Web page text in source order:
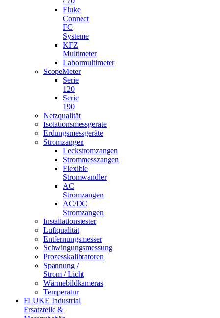
Fluke
Connect
FC
Systeme
KFZ
Multimeter
Labormultimeter
ScopeMeter
Serie
120
Serie
190
Netzqualität
Isolationsmessgeräte
Erdungsmessgeräte
Stromzangen
Leckstromzangen
Strommesszangen
Flexible
Stromwandler
AC
Stromzangen
AC/DC
Stromzangen
Installationstester
Luftqualität
Entfernungsmesser
Schwingungsmessung
Prozesskalibratoren
Spannung /
Strom / Licht
Wärmebildkameras
Temperatur
FLUKE Industrial
Ersatzteile &